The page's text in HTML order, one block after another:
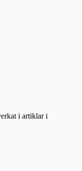
i artiklar i